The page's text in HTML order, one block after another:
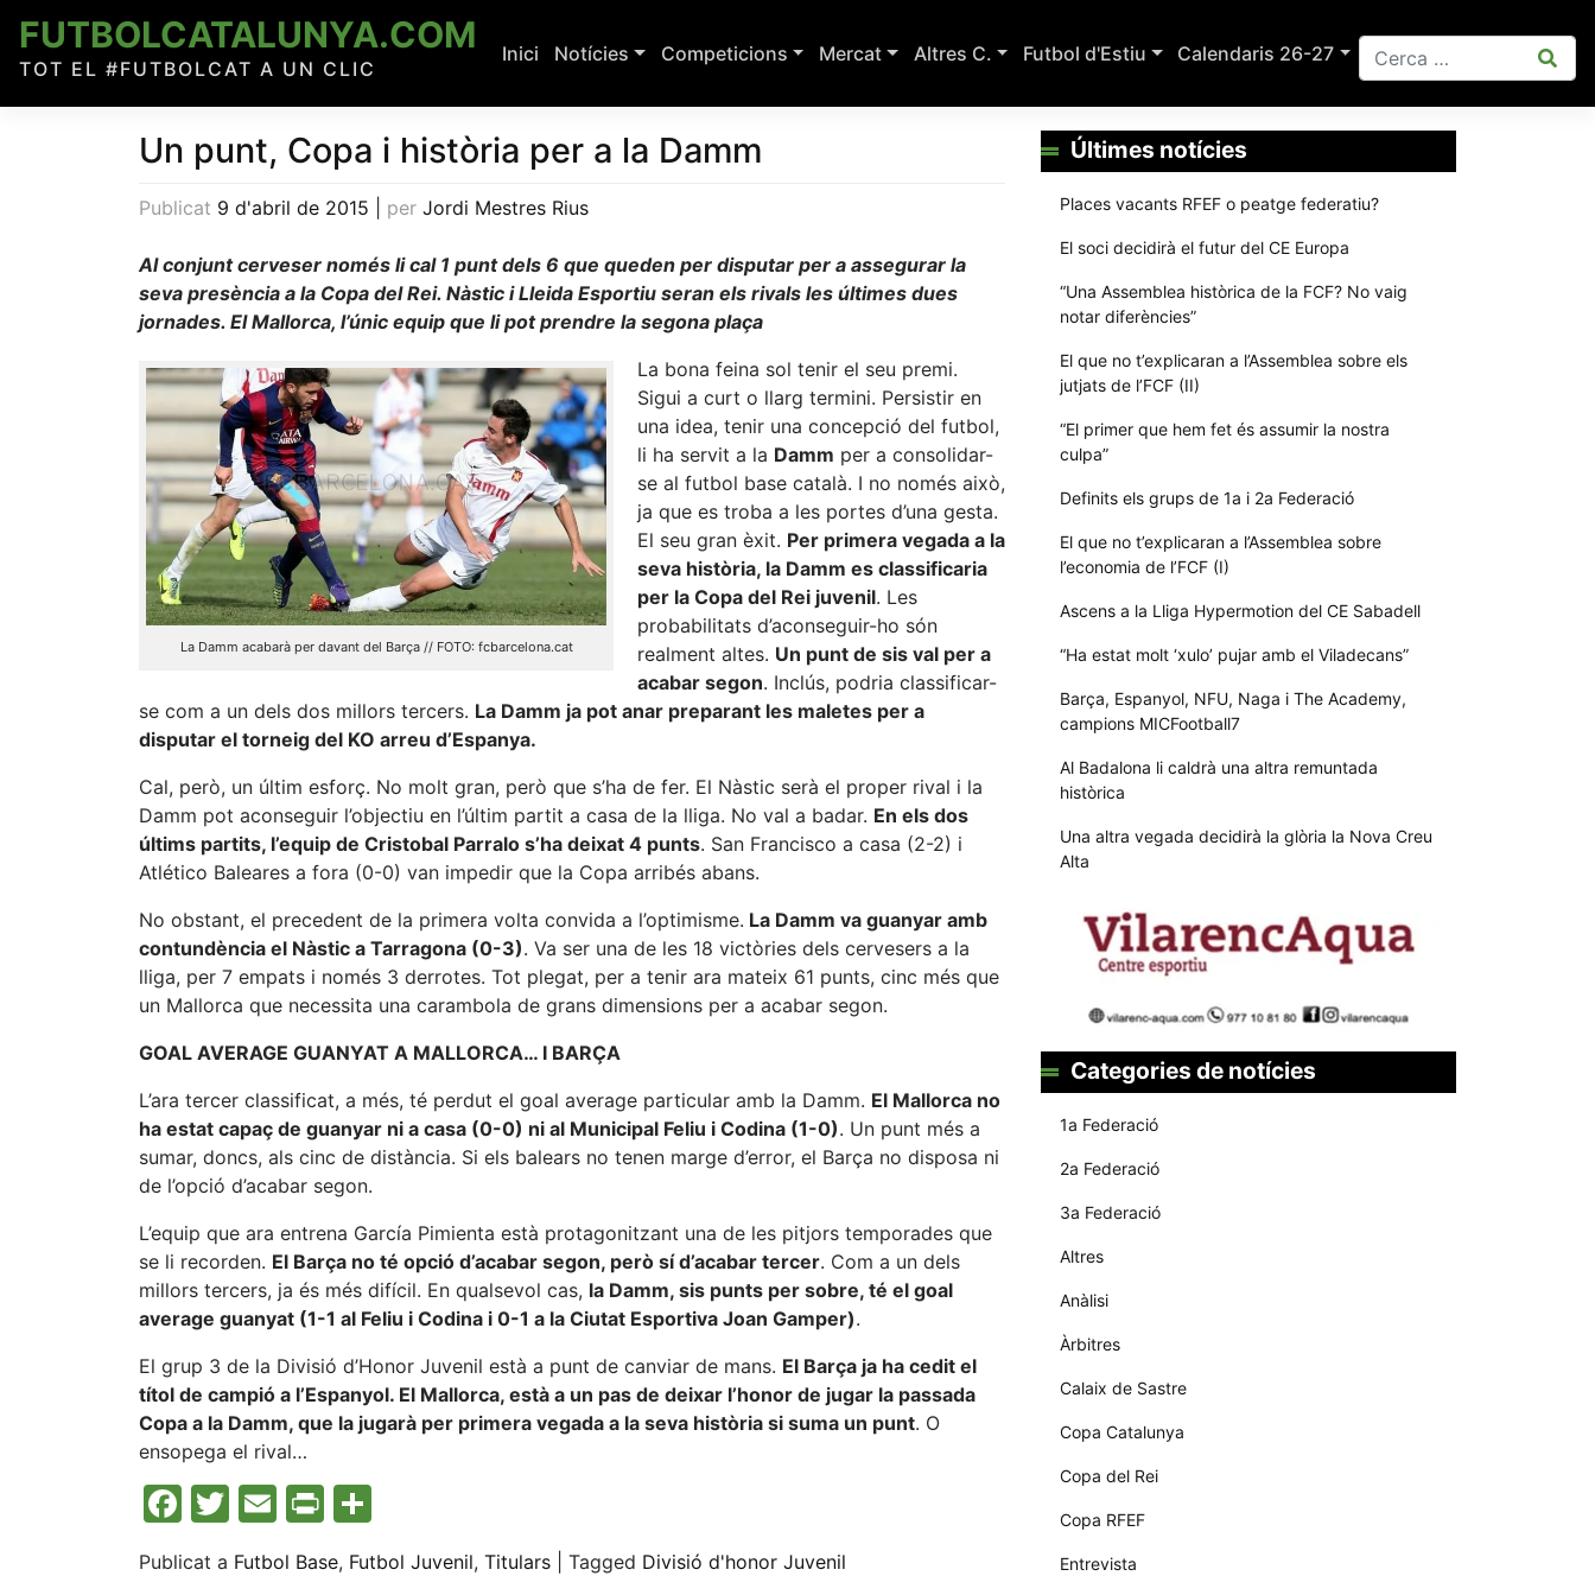
content
FUTBOLCATALUNYA.COM
TOT EL #FUTBOLCAT A UN CLIC
Inici Notícies Competicions Mercat Altres C. Futbol d'Estiu Calendaris 26-27
Un punt, Copa i història per a la Damm
Publicat 9 d'abril de 2015 per Jordi Mestres Rius
Al conjunt cerveser només li cal 1 punt dels 6 que queden per disputar per a assegurar la
seva presència a la Copa del Rei. Nàstic i Lleida Esportiu seran els rivals les últimes dues
jornades. El Mallorca, l’únic equip que li pot prendre la segona plaça
La Damm acabarà per davant del Barça // FOTO: fcbarcelona.cat
La bona feina sol tenir el seu premi.
Sigui a curt o llarg termini. Persistir en
una idea, tenir una concepció del futbol,
li ha servit a la Damm per a consolidar-
se al futbol base català. I no només això,
ja que es troba a les portes d’una gesta.
El seu gran èxit. Per primera vegada a la
seva història, la Damm es classificaria
per la Copa del Rei juvenil. Les
probabilitats d’aconseguir-ho són
realment altes. Un punt de sis val per a
acabar segon. Inclús, podria classificar-
se com a un dels dos millors tercers. La Damm ja pot anar preparant les maletes per a
disputar el torneig del KO arreu d’Espanya.
Cal, però, un últim esforç. No molt gran, però que s’ha de fer. El Nàstic serà el proper rival i la
Damm pot aconseguir l’objectiu en l’últim partit a casa de la lliga. No val a badar. En els dos
últims partits, l’equip de Cristobal Parralo s’ha deixat 4 punts. San Francisco a casa (2-2) i
Atlético Baleares a fora (0-0) van impedir que la Copa arribés abans.
No obstant, el precedent de la primera volta convida a l’optimisme. La Damm va guanyar amb
contundència el Nàstic a Tarragona (0-3). Va ser una de les 18 victòries dels cervesers a la
lliga, per 7 empats i només 3 derrotes. Tot plegat, per a tenir ara mateix 61 punts, cinc més que
un Mallorca que necessita una carambola de grans dimensions per a acabar segon.
GOAL AVERAGE GUANYAT A MALLORCA… I BARÇA
L’ara tercer classificat, a més, té perdut el goal average particular amb la Damm. El Mallorca no
ha estat capaç de guanyar ni a casa (0-0) ni al Municipal Feliu i Codina (1-0). Un punt més a
sumar, doncs, als cinc de distància. Si els balears no tenen marge d’error, el Barça no disposa ni
de l’opció d’acabar segon.
L’equip que ara entrena García Pimienta està protagonitzant una de les pitjors temporades que
se li recorden. El Barça no té opció d’acabar segon, però sí d’acabar tercer. Com a un dels
millors tercers, ja és més difícil. En qualsevol cas, la Damm, sis punts per sobre, té el goal
average guanyat (1-1 al Feliu i Codina i 0-1 a la Ciutat Esportiva Joan Gamper).
El grup 3 de la Divisió d’Honor Juvenil està a punt de canviar de mans. El Barça ja ha cedit el
títol de campió a l’Espanyol. El Mallorca, està a un pas de deixar l’honor de jugar la passada
Copa a la Damm, que la jugarà per primera vegada a la seva història si suma un punt. O
ensopega el rival…
Facebook
Twitter
Email
Print
Publicat a Futbol Base, Futbol Juvenil, Titulars Tagged Divisió d'honor Juvenil
Últimes notícies
Places vacants RFEF o peatge federatiu?
El soci decidirà el futur del CE Europa
“Una Assemblea històrica de la FCF? No vaig
notar diferències”
El que no t’explicaran a l’Assemblea sobre els
jutjats de l’FCF (II)
“El primer que hem fet és assumir la nostra
culpa”
Definits els grups de 1a i 2a Federació
El que no t’explicaran a l’Assemblea sobre
l’economia de l’FCF (I)
Ascens a la Lliga Hypermotion del CE Sabadell
“Ha estat molt ‘xulo’ pujar amb el Viladecans”
Barça, Espanyol, NFU, Naga i The Academy,
campions MICFootball7
Al Badalona li caldrà una altra remuntada
històrica
Una altra vegada decidirà la glòria la Nova Creu
Alta
Categories de notícies
1a Federació
2a Federació
3a Federació
Altres
Anàlisi
Àrbitres
Calaix de Sastre
Copa Catalunya
Copa del Rei
Copa RFEF
Entrevista
Necessàries
són
són
necessàries
per al
Estadístiques
estadístiques
de manera
anònima d'ús
del lloc web
per a millorar la
funcionalitat i
la seva
estructura.
components